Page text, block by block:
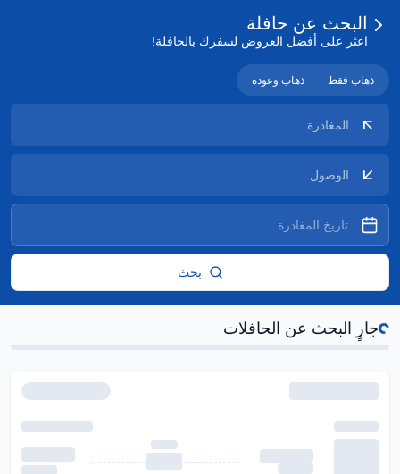
البحث عن حافلة
اعثر على أفضل العروض لسفرك بالحافلة!
ذهاب فقط ذهاب وعودة
بحث
جارٍ البحث عن الحافلات